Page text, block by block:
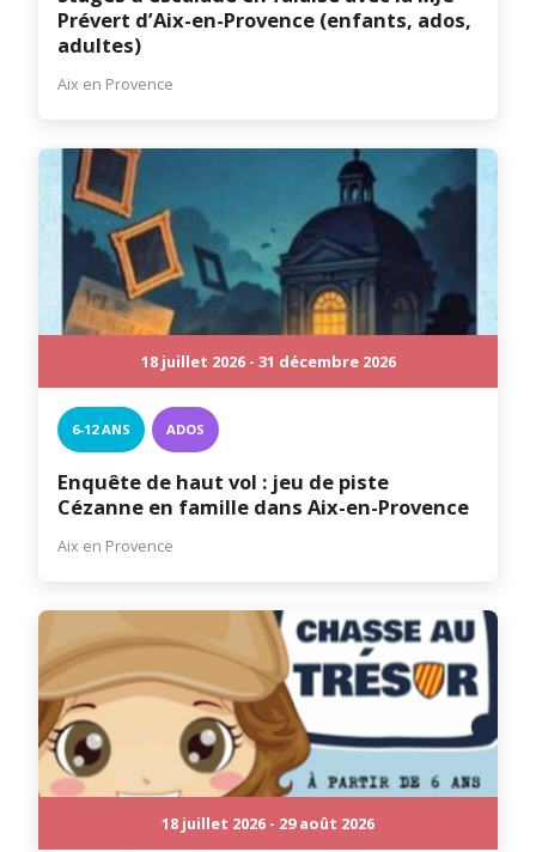
Prévert d’Aix-en-Provence (enfants, ados,
adultes)
Aix en Provence
18 juillet 2026 - 31 décembre 2026
6-12 ANS ADOS
Enquête de haut vol : jeu de piste
Cézanne en famille dans Aix-en-Provence
Aix en Provence
18 juillet 2026 - 29 août 2026